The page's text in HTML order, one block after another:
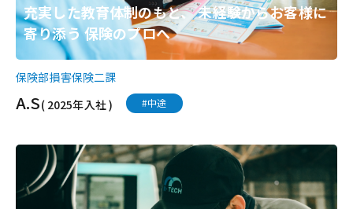
充実した教育体制のもと、 未経験からお客様に
寄り添う 保険のプロへ
保険部損害保険二課
A.S( 2025年入社 ) #中途